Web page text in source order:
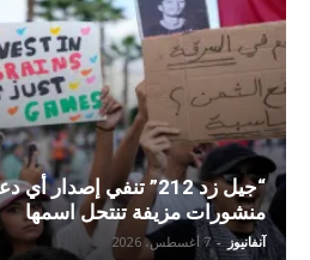
“جيل زد 212” تنفي
منشورات مزيفة تنتحل اسمها
آنفانيوز - 7 أغسطس، 2026